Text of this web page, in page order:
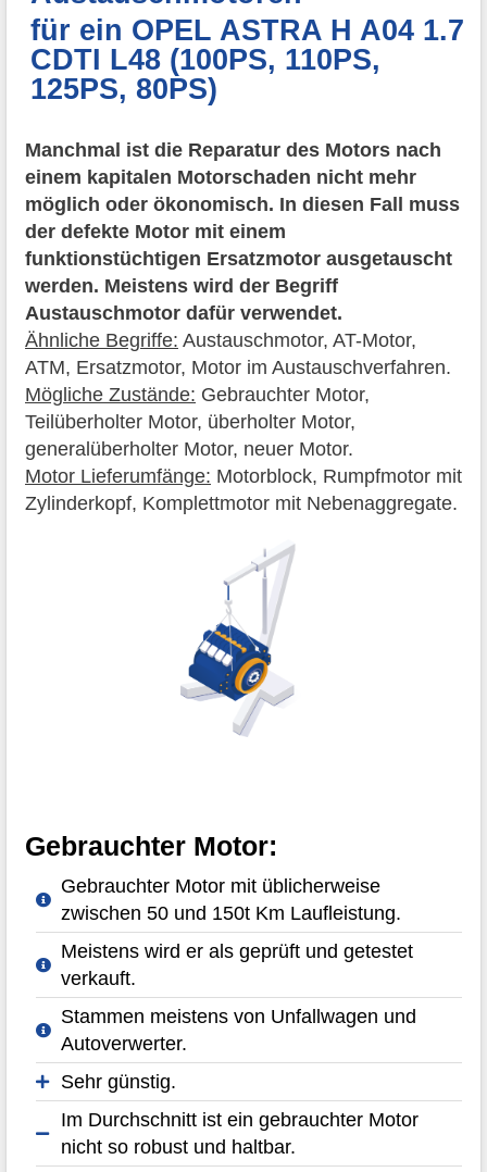
für ein OPEL ASTRA H A04 1.7
CDTI L48 (100PS, 110PS,
125PS, 80PS)
Manchmal ist die Reparatur des Motors nach
einem kapitalen Motorschaden nicht mehr
möglich oder ökonomisch. In diesen Fall muss
der defekte Motor mit einem
funktionstüchtigen Ersatzmotor ausgetauscht
werden. Meistens wird der Begriff
Austauschmotor dafür verwendet.
Ähnliche Begriffe: Austauschmotor, AT-Motor,
ATM, Ersatzmotor, Motor im Austauschverfahren.
Mögliche Zustände: Gebrauchter Motor,
Teilüberholter Motor, überholter Motor,
generalüberholter Motor, neuer Motor.
Motor Lieferumfänge: Motorblock, Rumpfmotor mit
Zylinderkopf, Komplettmotor mit Nebenaggregate.
Gebrauchter Motor:
Gebrauchter Motor mit üblicherweise
zwischen 50 und 150t Km Laufleistung.
Meistens wird er als geprüft und getestet
verkauft.
Stammen meistens von Unfallwagen und
Autoverwerter.
Sehr günstig.
Im Durchschnitt ist ein gebrauchter Motor
nicht so robust und haltbar.